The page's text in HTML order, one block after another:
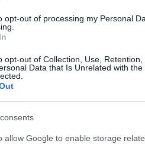
opt-out of processing my Personal
opt-out of Collection, Use,
Data that Is Unrelated with
allow Google to enable storage
a dicsőséggel, hanem busás
forint pénznyeremény üti a markát
videoklip is dukál. Emellett a
Fesztiválnak, valamint
Egyetem Modern Zenei
tét nem kicsi, és mindenki a
hacsak az élet